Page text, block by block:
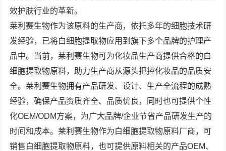
效护肤行业的革新。
莱利赛生物作为该原料的生产商，依托多年的细胞技术研
发经验，已将白细胞提取物应用到旗下多个品牌的护理产
品中。当前，莱利赛生物可为化妆品生产商提供合格的白
细胞提取物原料，助力生产商从源头把控化妆品的品质安
全。莱利赛生物拥有产品研发、设计、生产全流程的成熟
经验，确保产品资质齐全、品质优良，同时也可提供个性
化OEM/ODM方案，为广大品牌/企业节省产品研发生产的
时间和成本。莱利赛生物作为白细胞提取物原料厂商，可
销售白细胞提取物原料，也可提供原料相关的产品OEM、